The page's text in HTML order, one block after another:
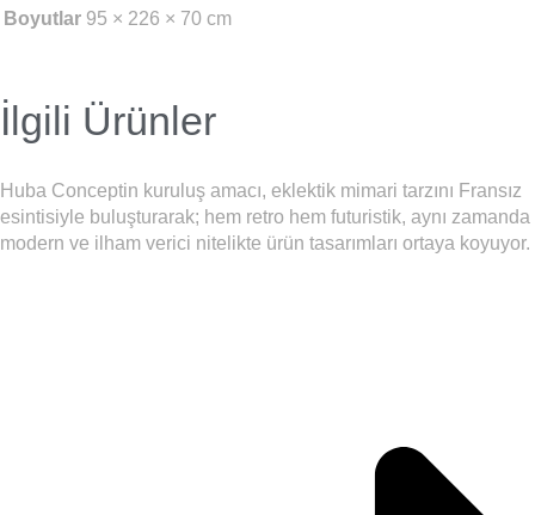
Boyutlar 95 × 226 × 70 cm
İlgili Ürünler
Huba Conceptin kuruluş amacı, eklektik mimari tarzını Fransız
esintisiyle buluşturarak; hem retro hem futuristik, aynı zamanda
modern ve ilham verici nitelikte ürün tasarımları ortaya koyuyor.